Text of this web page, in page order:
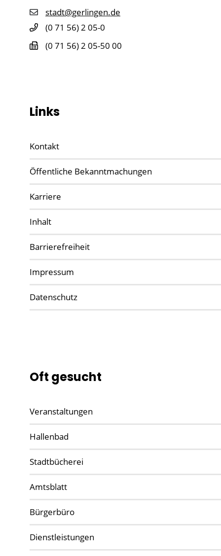
stadt@gerlingen.de
(0 71 56) 2 05-0
(0 71 56) 2 05-50 00
Links
Kontakt
Öffentliche Bekanntmachungen
Karriere
Inhalt
Barrierefreiheit
Impressum
Datenschutz
Oft gesucht
Veranstaltungen
Hallenbad
Stadtbücherei
Amtsblatt
Bürgerbüro
Dienstleistungen